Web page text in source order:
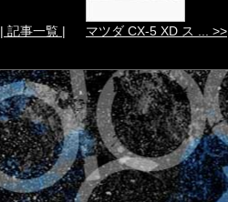
| 記事一覧 | マツダ CX-5 XD ス ... >>